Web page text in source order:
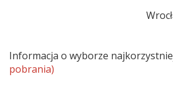
Informacja o wyborze
pobrania)